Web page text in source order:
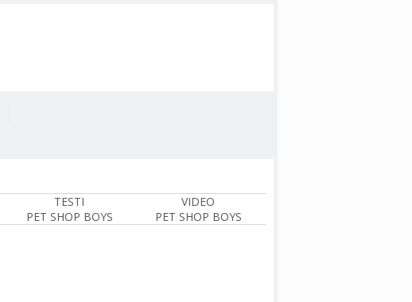
TESTI
PET SHOP BOYS
VIDEO
PET SHOP BOYS